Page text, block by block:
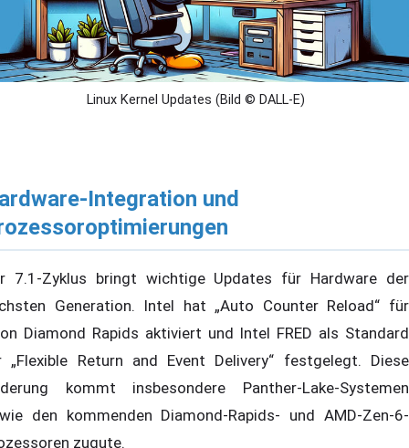
Linux Kernel Updates (Bild © DALL-E)
Integration und
7.1-Zyklus bringt wichtige Updates für Hardware der
Generation. Intel hat „Auto Counter Reload“ für
Diamond Rapids aktiviert und Intel FRED als Standard
„Flexible Return and Event Delivery“ festgelegt. Diese
kommt insbesondere Panther-Lake-Systemen
den kommenden Diamond-Rapids- und AMD-Zen-6-
zugute.